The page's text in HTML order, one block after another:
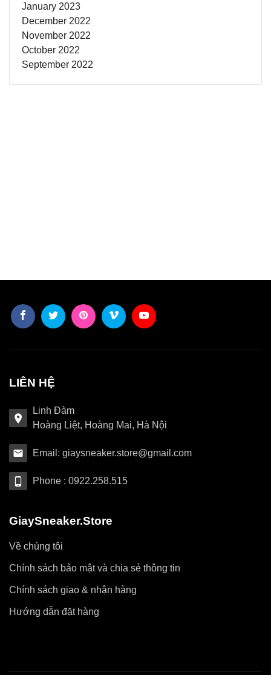
January 2023
December 2022
November 2022
October 2022
September 2022
LIÊN HỆ
Linh Đàm
Hoàng Liệt, Hoàng Mai, Hà Nội
Email: giaysneaker.store@gmail.com
Phone : 0922.258.515
GiaySneaker.Store
Về chúng tôi
Chính sách bảo mật và chia sẻ thông tin
Chính sách giao & nhận hàng
Hướng dẫn đặt hàng